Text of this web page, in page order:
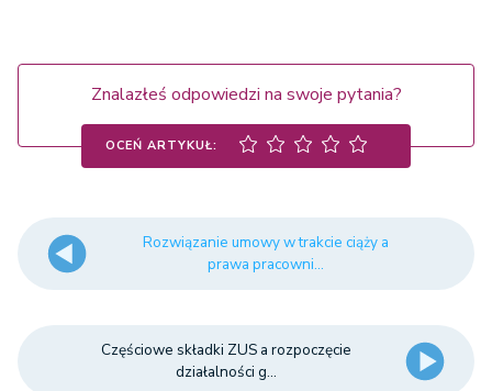
Znalazłeś odpowiedzi na swoje pytania?
OCEŃ ARTYKUŁ:
Rozwiązanie umowy w trakcie ciąży a
prawa pracowni...
Częściowe składki ZUS a rozpoczęcie
działalności g...